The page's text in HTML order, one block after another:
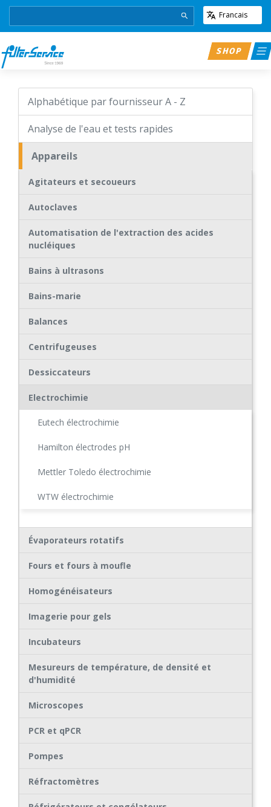
Francais
SHOP
Alphabétique par fournisseur A - Z
Analyse de l'eau et tests rapides
Appareils
Agitateurs et secoueurs
Autoclaves
Automatisation de l'extraction des acides
nucléiques
Bains à ultrasons
Bains-marie
Balances
Centrifugeuses
Dessiccateurs
Electrochimie
Eutech électrochimie
Hamilton électrodes pH
Mettler Toledo électrochimie
WTW électrochimie
Évaporateurs rotatifs
Fours et fours à moufle
Homogénéisateurs
Imagerie pour gels
Incubateurs
Mesureurs de température, de densité et
d'humidité
Microscopes
PCR et qPCR
Pompes
Réfractomètres